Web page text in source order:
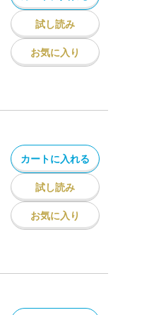
試し読み
お気に入り
カートに入れる
試し読み
お気に入り